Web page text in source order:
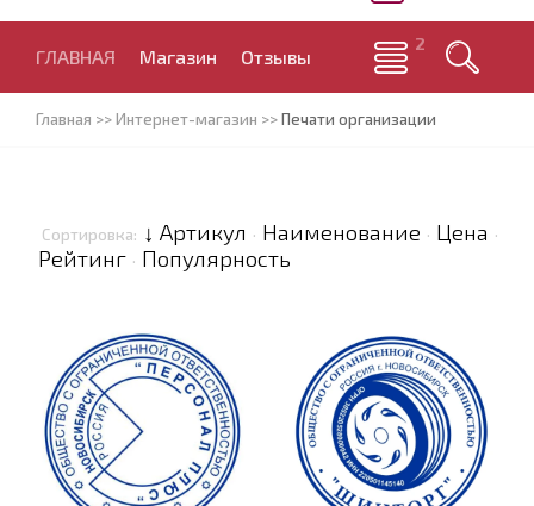
ГЛАВНАЯ Магазин Отзывы
Главная >>Интернет-магазин >>Печати организации
Сортировка: ↓ Артикул · Наименование · Цена ·
Рейтинг · Популярность